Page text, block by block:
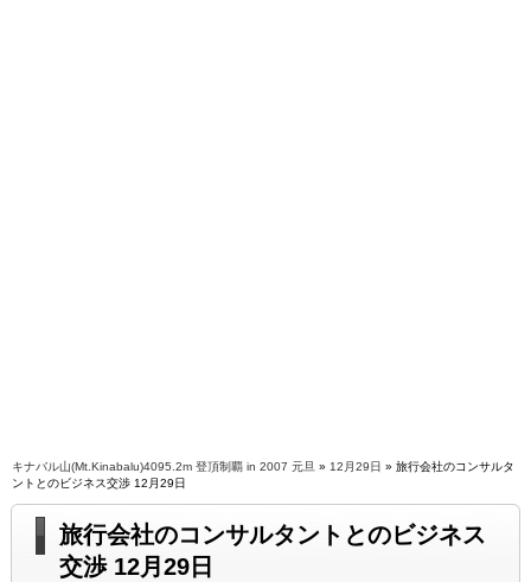
キナバル山(Mt.Kinabalu)4095.2m 登頂制覇 in 2007 元旦 » 12月29日 » 旅行会社のコンサルタ
ントとのビジネス交渉 12月29日
旅行会社のコンサルタントとのビジネス
交渉 12月29日